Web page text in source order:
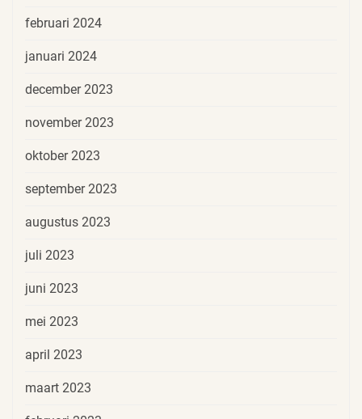
februari 2024
januari 2024
december 2023
november 2023
oktober 2023
september 2023
augustus 2023
juli 2023
juni 2023
mei 2023
april 2023
maart 2023